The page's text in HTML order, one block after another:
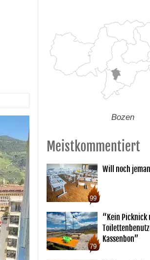
Bozen
Meistkommentiert
99
Will noch
79
“Kein Picknick
Kassenbon”